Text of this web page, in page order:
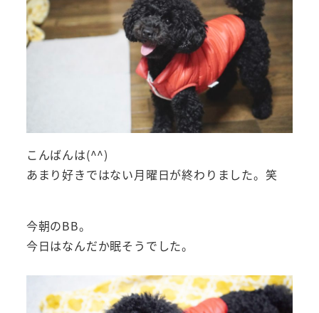
こんばんは(^^)
あまり好きではない月曜日が終わりました。笑
今朝のBB。
今日はなんだか眠そうでした。